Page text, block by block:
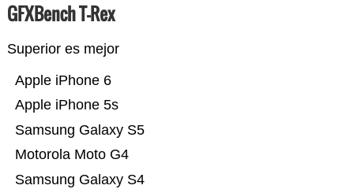
GFXBench T-Rex
Superior es mejor
Samsung Galaxy S4
Motorola Moto G4
Samsung Galaxy S5
Apple iPhone 5s
Apple iPhone 6